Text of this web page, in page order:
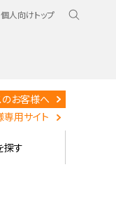
個人向けトップ
のお客様へ
用サイト
探す